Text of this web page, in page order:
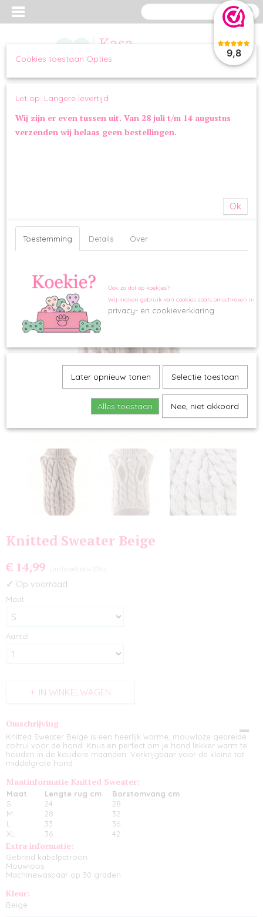
9,8
Inloggen
Home>KLEDING>TRUIEN & VESTEN>Knitted Sweater Beige
Knitted Sweater Beige
€ 14,99 (inclusief btw 21%)
✓ Op voorraad
Maat
Aantal
IN WINKELWAGEN
Omschrijving
Knitted Sweater Beige is een heerlijk warme, mouwloze gebreide
coltrui voor de hond. Knus en perfect om je hond lekker warm te
houden in de koudere maanden. Verkrijgbaar voor de kleine tot
middelgrote hond.
Maatinformatie Knitted Sweater:
Maat Lengte rug cm
Borstomvang cm
S
24
28
M
28
32
L
33
36
XL
36 42
Extra informatie:
Gebreid kabelpatroon
Mouwloos
Machinewasbaar op 30 graden
Kleur:
Beige
Cookies toestaan Opties
Let op: Langere levertijd
Wij zijn er even tussen uit. Van 28 juli t/m 14 augustus
verzenden wij helaas geen bestellingen.
Ok
Toestemming Details Over
Ook zo dol op koekjes?
Wij maken gebruik van cookies zoals omschreven in
privacy- en cookieverklaring.
Later opnieuw tonen Selectie toestaan
Alles toestaan Nee, niet akkoord